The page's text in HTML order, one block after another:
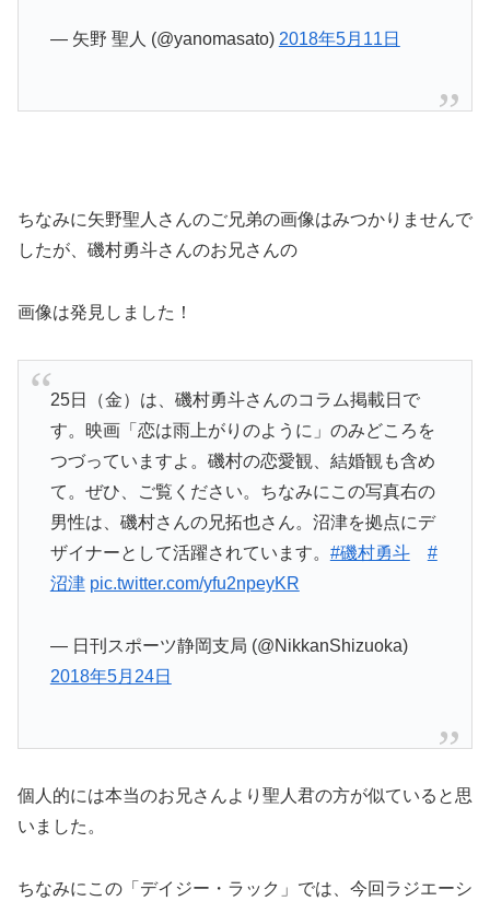
— 矢野 聖人 (@yanomasato) 2018年5月11日
ちなみに矢野聖人さんのご兄弟の画像はみつかりませんで
したが、磯村勇斗さんのお兄さんの
画像は発見しました！
25日（金）は、磯村勇斗さんのコラム掲載日で
す。映画「恋は雨上がりのように」のみどころを
つづっていますよ。磯村の恋愛観、結婚観も含め
て。ぜひ、ご覧ください。ちなみにこの写真右の
男性は、磯村さんの兄拓也さん。沼津を拠点にデ
ザイナーとして活躍されています。 #磯村勇斗
#
沼津 pic.twitter.com/yfu2npeyKR
— 日刊スポーツ静岡支局 (@NikkanShizuoka)
2018年5月24日
個人的には本当のお兄さんより聖人君の方が似ていると思
いました。
ちなみにこの「デイジー・ラック」では、今回ラジエーシ